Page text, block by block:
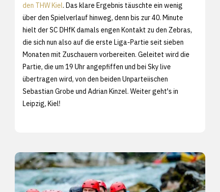
den THW Kiel. Das klare Ergebnis täuschte ein wenig
über den Spielverlauf hinweg, denn bis zur 40. Minute
hielt der SC DHfK damals engen Kontakt zu den Zebras,
die sich nun also auf die erste Liga-Partie seit sieben
Monaten mit Zuschauern vorbereiten. Geleitet wird die
Partie, die um 19 Uhr angepfiffen und bei Sky live
übertragen wird, von den beiden Unparteiischen
Sebastian Grobe und Adrian Kinzel. Weiter geht's in
Leipzig, Kiel!